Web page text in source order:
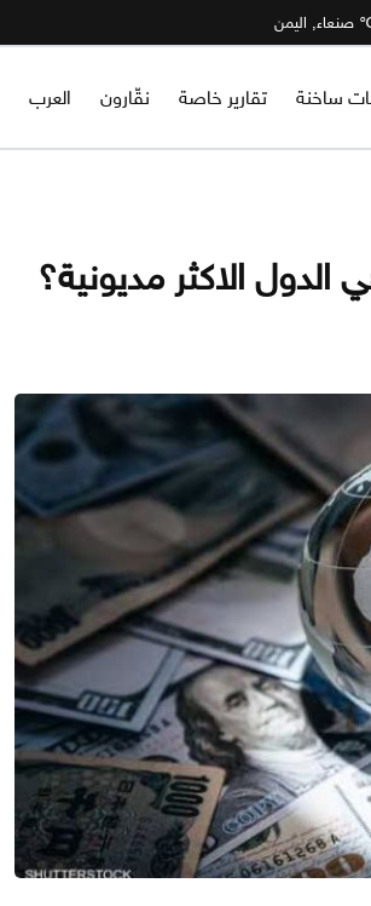
ساخنة تقارير خاصة نقّارون العرب
الاكثر مديونية؟